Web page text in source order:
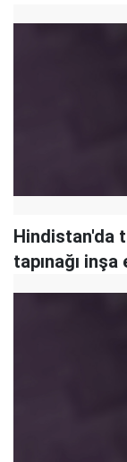
Hindistan'da
tapınağı